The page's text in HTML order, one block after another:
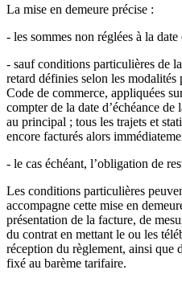
La mise en demeure précise :
- les sommes non réglées à la
- sauf conditions particulières de
retard définies selon les
Code de commerce, appliquées
compter de la date d’échéance de
au principal ; tous les trajets et
encore facturés alors
- le cas échéant, l’obligation de
Les conditions particulières
accompagne cette mise en
présentation de la facture, de
du contrat en mettant le ou les
réception du règlement, ainsi que
fixé au barème tarifaire.